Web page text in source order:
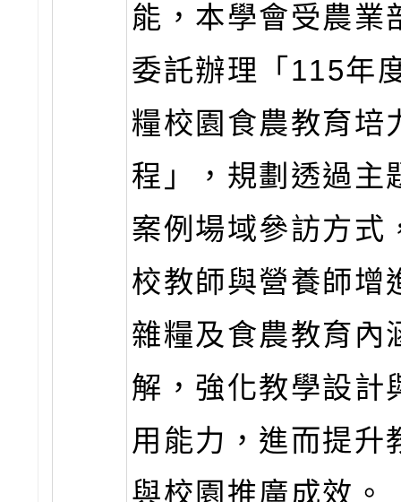
能，本學會受農業
委託辦理「115年
糧校園食農教育培
程」，規劃透過主
案例場域參訪方式
校教師與營養師增
雜糧及食農教育內
解，強化教學設計
用能力，進而提升
與校園推廣成效。